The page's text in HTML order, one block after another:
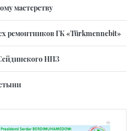
мастерству
ремонтников ГК «Türkmennebit»
НПЗ